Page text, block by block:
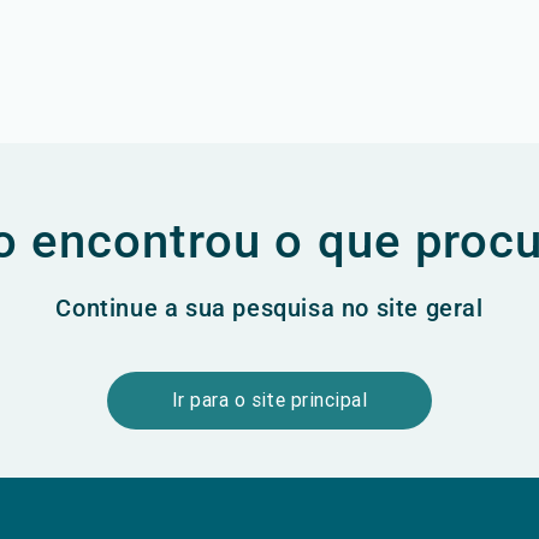
encontrou o que
Continue a sua pesquisa no site geral
Ir para o site principal